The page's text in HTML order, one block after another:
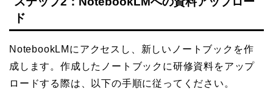
ド
NotebookLMにアクセスし、新しいノートブックを作
成します。作成したノートブックに研修資料をアップ
ロードする際は、以下の手順に従ってください。